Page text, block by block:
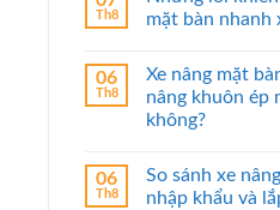
Th8
mặt bàn nhanh
06
Th8
Xe nâng mặt
nâng khuôn ép
không?
06
Th8
So sánh xe
nhập khẩu và